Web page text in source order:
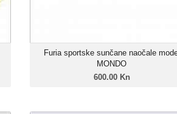
Furia sportske sunčane naočale
MONDO
600.00 Kn